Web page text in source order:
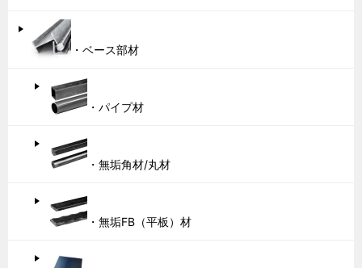
・ベース部材
・パイプ材
・無垢角材/丸材
・無垢FB（平板）材